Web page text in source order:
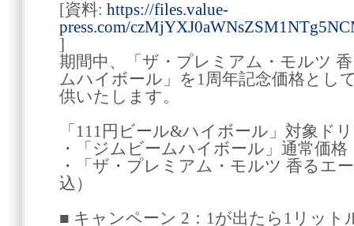
[資料: https://files.value-
press.com/
]
期間中、「ザ・プレミアム・モルツ
ムハイボール」を1周年記念価格とし
供いたします。
「111円ビール&ハイボール」対象ド
・「ジムビームハイボール」通常価格
・「ザ・プレミアム・モルツ 香るエ
込）
■ キャンペーン 2：1が出たら1リッ